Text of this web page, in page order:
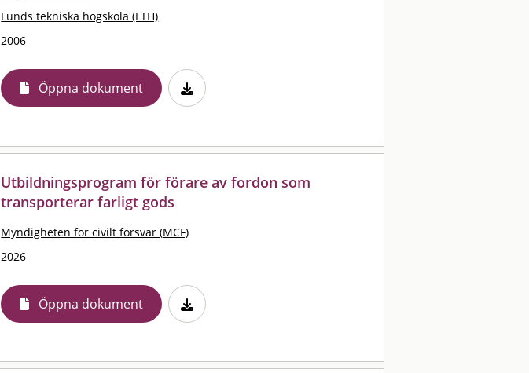
Lunds tekniska högskola (LTH)
2006
Öppna dokument
Utbildningsprogram för förare av fordon som
transporterar farligt gods
Myndigheten för civilt försvar (MCF)
2026
Öppna dokument